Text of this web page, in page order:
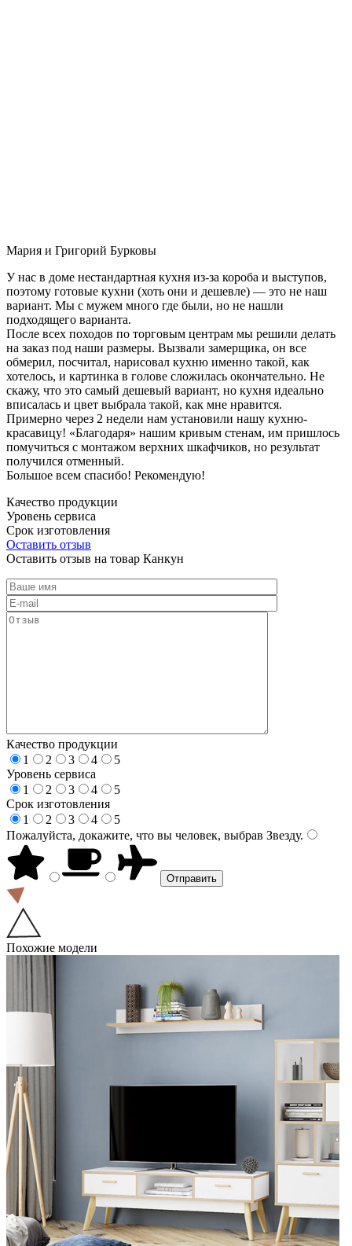
Мария и Григорий Бурковы
У нас в доме нестандартная кухня из-за короба и выступов,
поэтому готовые кухни (хоть они и дешевле) — это не наш
вариант. Мы с мужем много где были, но не нашли
подходящего варианта.
После всех походов по торговым центрам мы решили делать
на заказ под наши размеры. Вызвали замерщика, он все
обмерил, посчитал, нарисовал кухню именно такой, как
хотелось, и картинка в голове сложилась окончательно. Не
скажу, что это самый дешевый вариант, но кухня идеально
вписалась и цвет выбрала такой, как мне нравится.
Примерно через 2 недели нам установили нашу кухню-
красавицу! «Благодаря» нашим кривым стенам, им пришлось
помучиться с монтажом верхних шкафчиков, но результат
получился отменный.
Большое всем спасибо! Рекомендую!
Качество продукции
Уровень сервиса
Срок изготовления
Оставить отзыв
Оставить отзыв на товар Канкун
Качество продукции
1
2 3 4
5
Уровень сервиса
1
2 3 4
5
Срок изготовления
1
2 3 4
5
Пожалуйста, докажите, что вы человек, выбрав Звезду.
Похожие модели